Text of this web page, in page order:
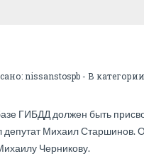
nissanstospb - В
ГИБДД должен быть
депутат Михаил Старшинов.
Черникову.